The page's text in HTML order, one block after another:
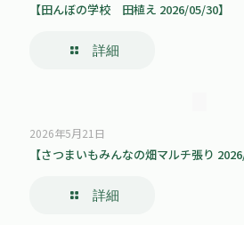
【田んぼの学校 田植え 2026/05/30】
詳細
2026年5月21日
【さつまいもみんなの畑マルチ張り
詳細